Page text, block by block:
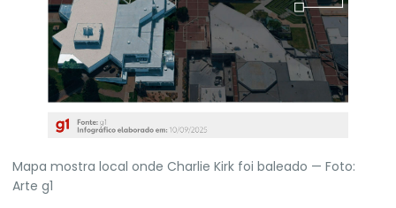
Mapa mostra local onde Charlie Kirk foi baleado — Foto:
Arte g1